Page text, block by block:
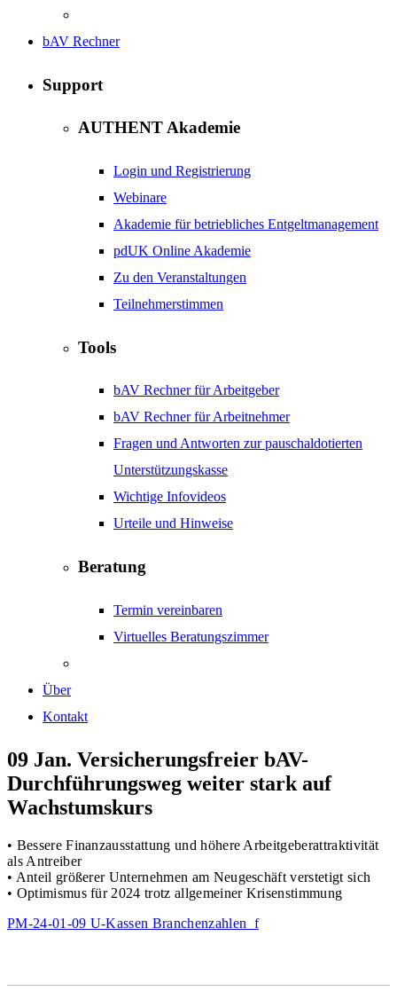
bAV Rechner
Support
AUTHENT Akademie
Login und Registrierung
Webinare
Akademie für betriebliches Entgeltmanagement
pdUK Online Akademie
Zu den Veranstaltungen
Teilnehmerstimmen
Tools
bAV Rechner für Arbeitgeber
bAV Rechner für Arbeitnehmer
Fragen und Antworten zur pauschaldotierten
Unterstützungskasse
Wichtige Infovideos
Urteile und Hinweise
Beratung
Termin vereinbaren
Virtuelles Beratungszimmer
Über
Kontakt
09 Jan. Versicherungsfreier bAV-
Durchführungsweg weiter stark auf
Wachstumskurs
• Bessere Finanzausstattung und höhere Arbeitgeberattraktivität
als Antreiber
• Anteil größerer Unternehmen am Neugeschäft verstetigt sich
• Optimismus für 2024 trotz allgemeiner Krisenstimmung
PM-24-01-09 U-Kassen Branchenzahlen_f